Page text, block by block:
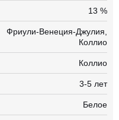
13 %
Фриули-Венеция-Джулия,
Коллио
Коллио
3-5 лет
Белое